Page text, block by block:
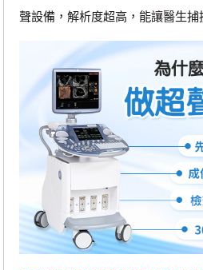
聲設備，解析度超高，能讓醫生捕